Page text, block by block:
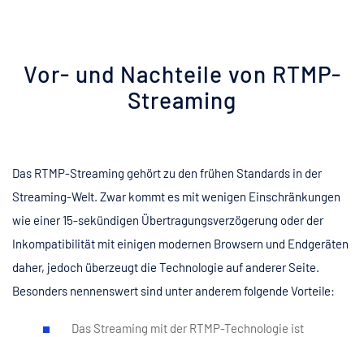
Vor- und Nachteile von RTMP-
Streaming
Das RTMP-Streaming gehört zu den frühen Standards in der
Streaming-Welt. Zwar kommt es mit wenigen Einschränkungen
wie einer 15-sekündigen Übertragungsverzögerung oder der
Inkompatibilität mit einigen modernen Browsern und Endgeräten
daher, jedoch überzeugt die Technologie auf anderer Seite.
Besonders nennenswert sind unter anderem folgende Vorteile:
Das Streaming mit der RTMP-Technologie ist